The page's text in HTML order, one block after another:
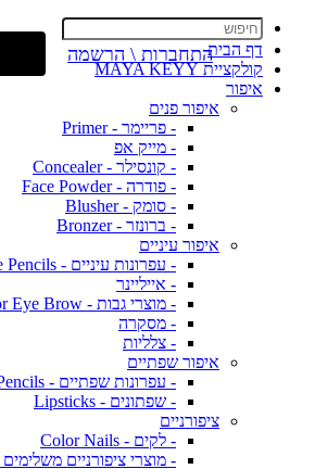
דף הבית
קולקציית MAYA KEYY
איפור
איפור פנים
- פריימר - Primer
- מייק אפ
- קונסילר - Concealer
- פודרה - Face Powder
- סומק - Blusher
- ברונזר - Bronzer
איפור עיניים
- עפרונות עיניים - Eye Pencils
- אייליינר
- מוצרי גבות - For Eye Brow
- מסקרה
- צלליות
איפור שפתיים
- עפרונות שפתיים - Lip Pencils
- שפתונים - Lipsticks
ציפורניים
- לקים - Color Nails
התחברות \ הרשמה